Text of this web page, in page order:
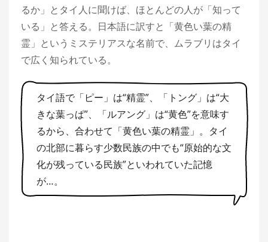
るか」とタイ人に聞けば、ほとんどの人が「知って
いる」と答える。日本語に訳すと「黄色い葉の精
霊」というミステリアスな名前で、ムラブリはタイ
で広く知られている。
タイ語で「ピー」は“精霊”、「トング」は“大
きな葉っぱ”、「ルアング」は“黄色”を意味す
るから、合わせて「黄色い葉の精霊」。タイ
の北部に暮らす少数民族の中でも“原始的な文
化が残っている民族”といわれていた記憶
が…。